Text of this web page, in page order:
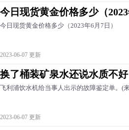
今日现货黄金价格多少（2023
今日现货黄金价格多少（2023年6月7日）
2023-06-07 更新
换了桶装矿泉水还说水质不
飞利浦饮水机给当事人出示的故障鉴定单。(
2023-06-07 更新